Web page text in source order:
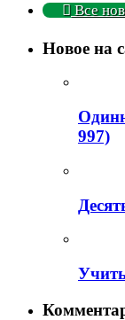
Все
Новое на
997)